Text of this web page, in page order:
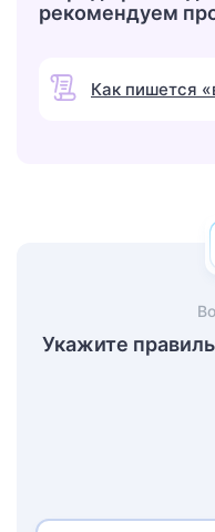
рекомендуем
Как пишется
Укажите